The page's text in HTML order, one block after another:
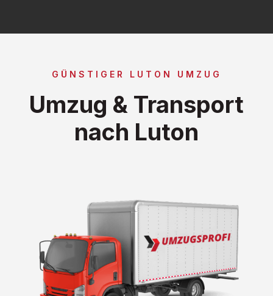
GÜNSTIGER LUTON UMZUG
Umzug & Transport
nach Luton